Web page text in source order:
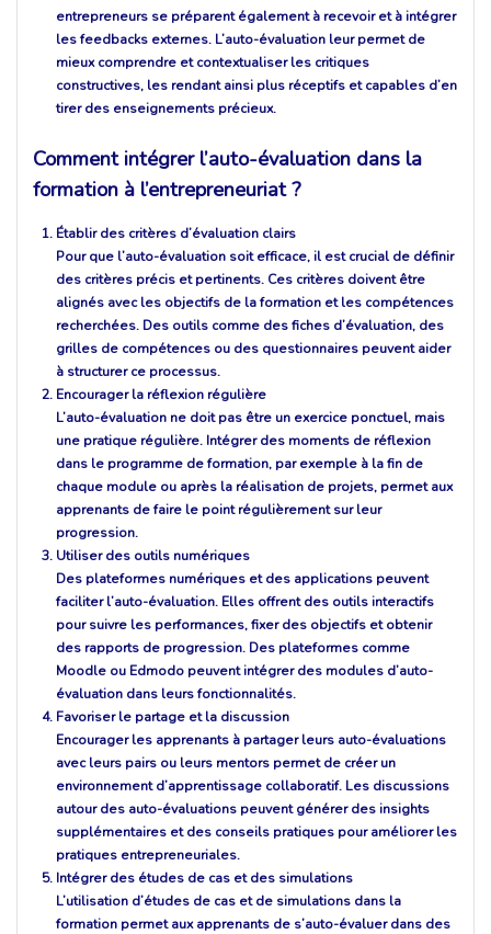
entrepreneurs se préparent également à recevoir et à intégrer
les feedbacks externes. L’auto-évaluation leur permet de
mieux comprendre et contextualiser les critiques
constructives, les rendant ainsi plus réceptifs et capables d’en
tirer des enseignements précieux.
Comment intégrer l’auto-évaluation dans la
formation à l’entrepreneuriat ?
Établir des critères d’évaluation clairs
Pour que l’auto-évaluation soit efficace, il est crucial de définir
des critères précis et pertinents. Ces critères doivent être
alignés avec les objectifs de la formation et les compétences
recherchées. Des outils comme des fiches d’évaluation, des
grilles de compétences ou des questionnaires peuvent aider
à structurer ce processus.
Encourager la réflexion régulière
L’auto-évaluation ne doit pas être un exercice ponctuel, mais
une pratique régulière. Intégrer des moments de réflexion
dans le programme de formation, par exemple à la fin de
chaque module ou après la réalisation de projets, permet aux
apprenants de faire le point régulièrement sur leur
progression.
Utiliser des outils numériques
Des plateformes numériques et des applications peuvent
faciliter l’auto-évaluation. Elles offrent des outils interactifs
pour suivre les performances, fixer des objectifs et obtenir
des rapports de progression. Des plateformes comme
Moodle ou Edmodo peuvent intégrer des modules d’auto-
évaluation dans leurs fonctionnalités.
Favoriser le partage et la discussion
Encourager les apprenants à partager leurs auto-évaluations
avec leurs pairs ou leurs mentors permet de créer un
environnement d’apprentissage collaboratif. Les discussions
autour des auto-évaluations peuvent générer des insights
supplémentaires et des conseils pratiques pour améliorer les
pratiques entrepreneuriales.
Intégrer des études de cas et des simulations
L’utilisation d’études de cas et de simulations dans la
formation permet aux apprenants de s’auto-évaluer dans des